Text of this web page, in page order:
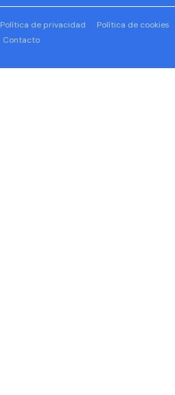
Política de privacidad
Política de cookies
Contacto